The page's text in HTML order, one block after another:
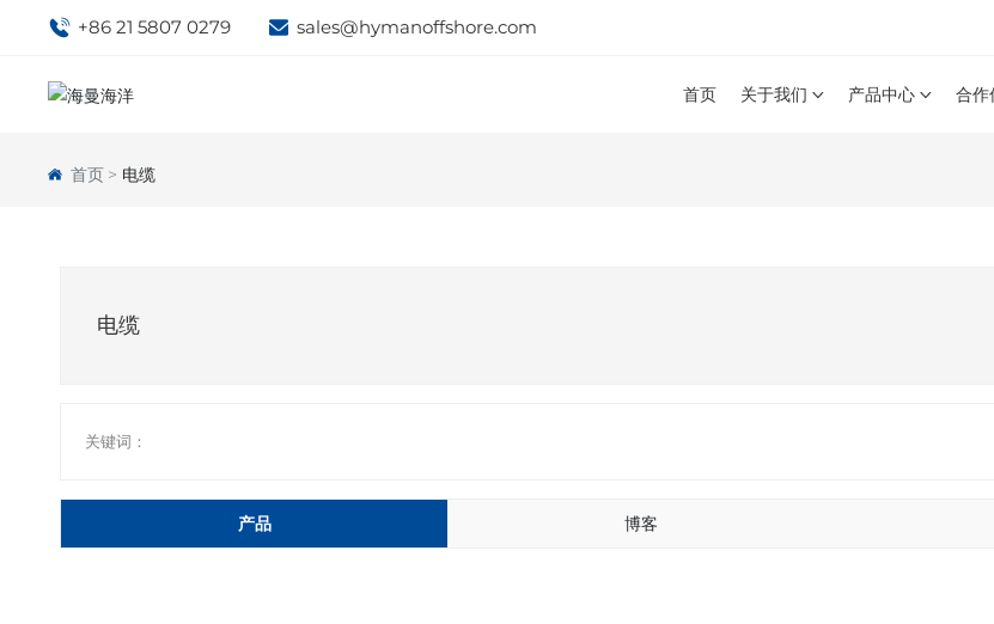
+86 21 5807 0279 sales@hymanoffshore.com
首页 关于我们 产品中心 合作
首页 电缆
电缆
关键词：
产品 博客